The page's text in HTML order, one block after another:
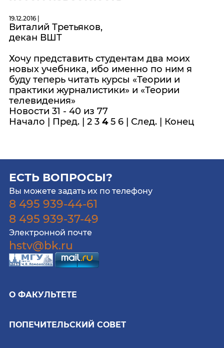
19.12.2016 |
Виталий Третьяков,
декан ВШТ
Хочу представить студентам два моих
новых учебника, ибо именно по ним я
буду теперь читать курсы «Теории и
практики журналистики» и «Теории
телевидения»
Новости 31 - 40 из 77
Начало
Пред. 2 3 4 5 6 След. Конец
ЕСТЬ ВОПРОСЫ?
Вы можете задать их по телефону
8 495 939-44-61
8 495 939-37-49
Электронной почте
hstv@bk.ru
О ФАКУЛЬТЕТЕ
ПОПЕЧИТЕЛЬСКИЙ СОВЕТ